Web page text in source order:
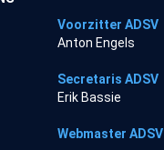
Voorzitter ADSV
Anton Engels
Secretaris ADSV
Erik Bassie
Webmaster ADSV